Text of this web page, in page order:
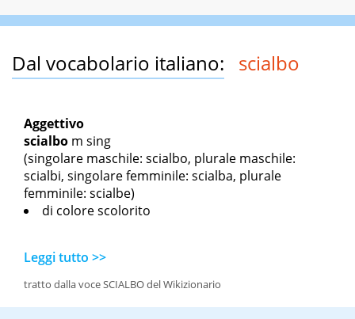
Dal vocabolario italiano: scialbo
Aggettivo
scialbo m sing
(singolare maschile: scialbo, plurale maschile:
scialbi, singolare femminile: scialba, plurale
femminile: scialbe)
di colore scolorito
Leggi tutto >>
tratto dalla voce SCIALBO del Wikizionario